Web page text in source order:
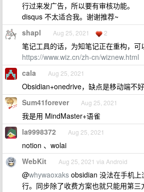
行过来发广告，所以要有审核功能。
disqus 不太适合我。谢谢推荐~
shapl Aug 25, 2021 2
笔记工具的话，为知笔记正在重构，可
https://www.wiz.cn/zh-cn/wiznew.html
cala Aug 25, 2021
Obsidian+onedrive，缺点是移动端不好
Sum41forever Aug 25, 2021
我是用 MindMaster+语雀
la9998372 Aug 25, 2021
notion 、wolai
WebKit Aug 25, 2021 via Android
@whywaoxaks obsidian 没法在手机
行。同步除了收费方案也就只能用第三